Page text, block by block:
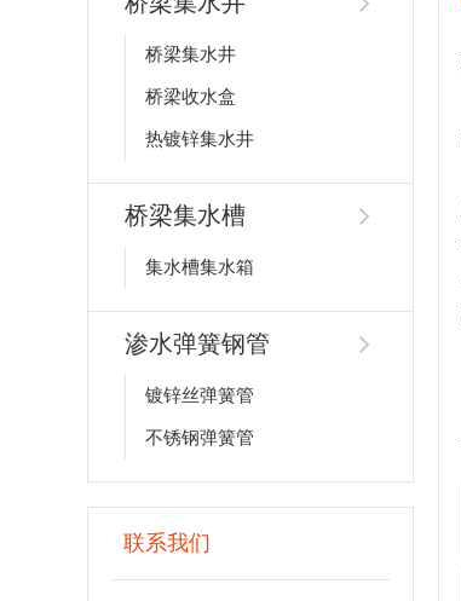
桥梁集水井
桥梁收水盒
热镀锌集水井
桥梁集水槽
集水槽集水箱
渗水弹簧钢管
镀锌丝弹簧管
不锈钢弹簧管
联系我们